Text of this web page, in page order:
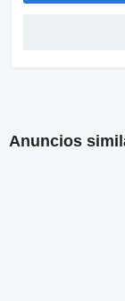
Anuncios